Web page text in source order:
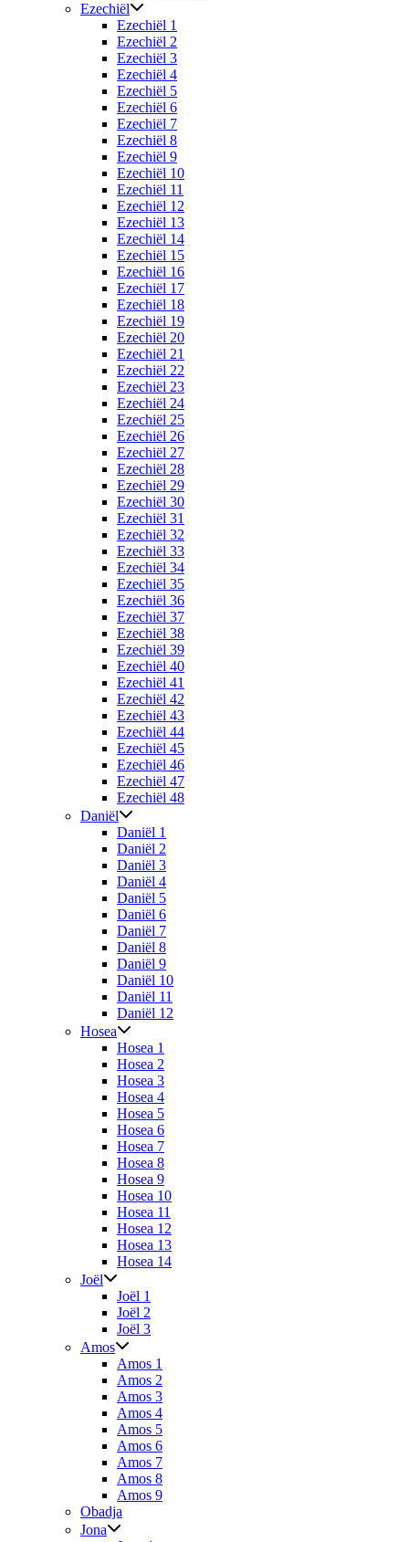
Ezechiël
Ezechiël 1
Ezechiël 2
Ezechiël 3
Ezechiël 4
Ezechiël 5
Ezechiël 6
Ezechiël 7
Ezechiël 8
Ezechiël 9
Ezechiël 10
Ezechiël 11
Ezechiël 12
Ezechiël 13
Ezechiël 14
Ezechiël 15
Ezechiël 16
Ezechiël 17
Ezechiël 18
Ezechiël 19
Ezechiël 20
Ezechiël 21
Ezechiël 22
Ezechiël 23
Ezechiël 24
Ezechiël 25
Ezechiël 26
Ezechiël 27
Ezechiël 28
Ezechiël 29
Ezechiël 30
Ezechiël 31
Ezechiël 32
Ezechiël 33
Ezechiël 34
Ezechiël 35
Ezechiël 36
Ezechiël 37
Ezechiël 38
Ezechiël 39
Ezechiël 40
Ezechiël 41
Ezechiël 42
Ezechiël 43
Ezechiël 44
Ezechiël 45
Ezechiël 46
Ezechiël 47
Ezechiël 48
Daniël
Daniël 1
Daniël 2
Daniël 3
Daniël 4
Daniël 5
Daniël 6
Daniël 7
Daniël 8
Daniël 9
Daniël 10
Daniël 11
Daniël 12
Hosea
Hosea 1
Hosea 2
Hosea 3
Hosea 4
Hosea 5
Hosea 6
Hosea 7
Hosea 8
Hosea 9
Hosea 10
Hosea 11
Hosea 12
Hosea 13
Hosea 14
Joël
Joël 1
Joël 2
Joël 3
Amos
Amos 1
Amos 2
Amos 3
Amos 4
Amos 5
Amos 6
Amos 7
Amos 8
Amos 9
Obadja
Jona